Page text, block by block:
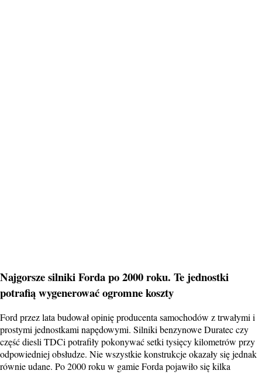
Najgorsze silniki Forda po 2000 roku. Te jednostki
potrafią wygenerować ogromne koszty
Ford przez lata budował opinię producenta samochodów z trwałymi i
prostymi jednostkami napędowymi. Silniki benzynowe Duratec czy
część diesli TDCi potrafiły pokonywać setki tysięcy kilometrów przy
odpowiedniej obsłudze. Nie wszystkie konstrukcje okazały się jednak
równie udane. Po 2000 roku w gamie Forda pojawiło się kilka